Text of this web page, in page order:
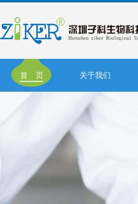
首 页 关于我们